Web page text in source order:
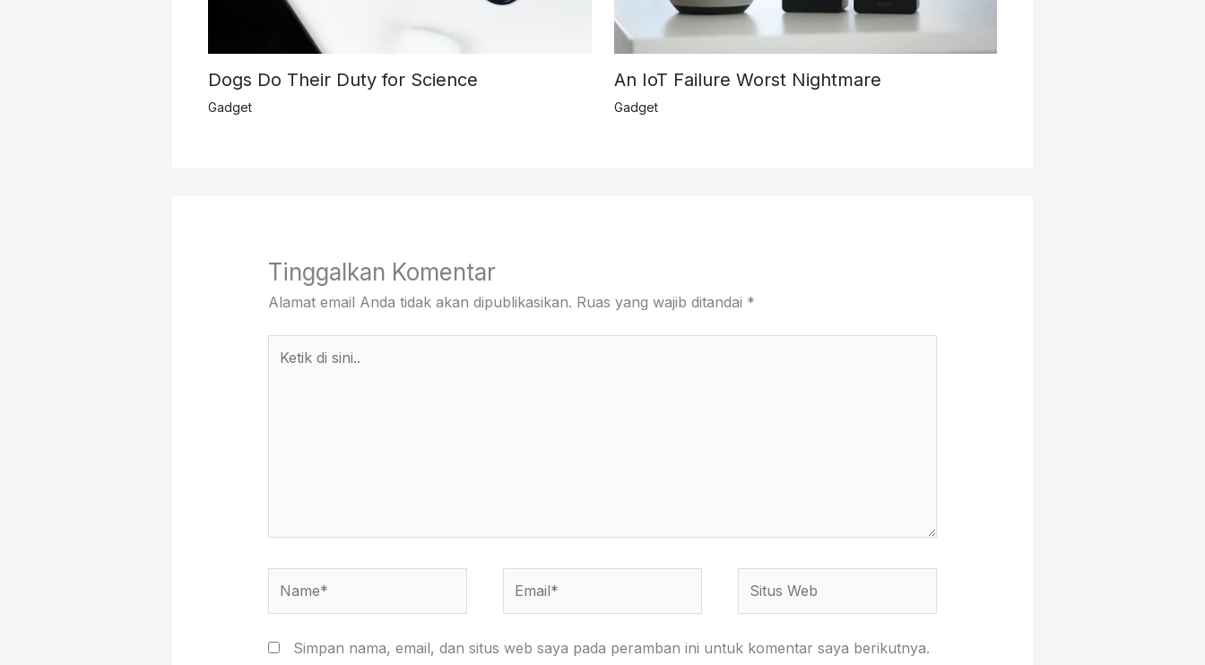
Dogs Do Their Duty for Science
Gadget
An IoT Failure Worst Nightmare
Gadget
Tinggalkan Komentar
Alamat email Anda tidak akan dipublikasikan. Ruas yang wajib ditandai *
Web
Simpan nama, email, dan situs web saya pada peramban ini untuk komentar saya berikutnya.